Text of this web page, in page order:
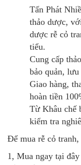
Tấn Phát
thảo dược,
dược rễ cỏ
tiểu.
Cung cấp
bảo quản,
Giao hàng,
hoàn tiền
Từ Khâu chế
kiểm tra
Để mua rễ cỏ tranh,
1, Mua ngay tại